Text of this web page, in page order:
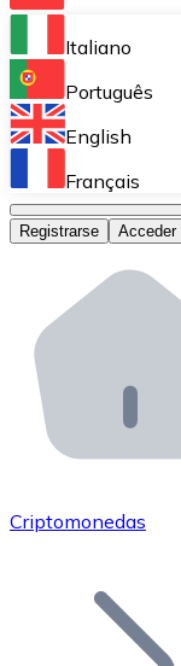
Bitnovo Ramp
Integra
Bitnovo
Bitnovo OTC
Bitnovo ATM
Integra un
Bitnovo API
Integra
Únete a
Añade tu
Italiano
Português
English
Français
Registrarse Acceder
Criptomonedas